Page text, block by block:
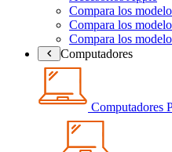
Compara los
Compara los
Compara los
Computadores
Computadores